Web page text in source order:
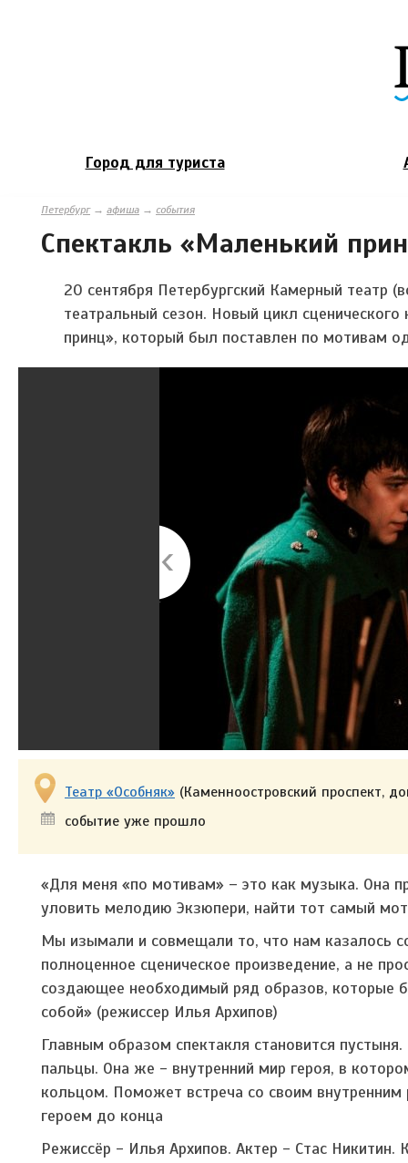
Город для туриста
Петербург→ афиша → события
Спектакль «Маленький
20 сентября Петербургский Камерный театр
театральный сезон. Новый цикл
принц», который был поставлен по мотивам
Театр «Особняк» (Каменноостровский проспект,
событие уже прошло
«Для меня «по мотивам» – это как музыка. Она
уловить мелодию Экзюпери, найти тот самый
Мы изымали и совмещали то, что нам казалось
полноценное сценическое произведение, а не
создающее необходимый ряд образов, которые
собой» (режиссер Илья Архипов)
Главным образом спектакля становится
пальцы. Она же - внутренний мир героя, в
кольцом. Поможет встреча со своим внутренним
героем до конца
Режиссёр - Илья Архипов. Актер - Стас Никитин.